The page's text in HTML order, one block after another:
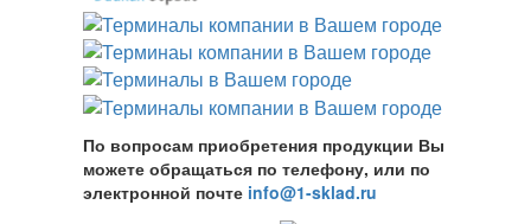
По вопросам приобретения продукции Вы
можете обращаться по телефону, или по
электронной почте info@1-sklad.ru